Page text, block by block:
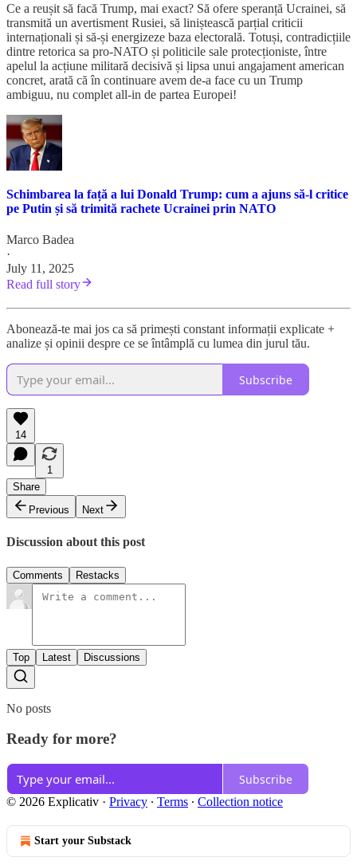
Ce a reușit să facă Trump, mai exact? Să ofere speranță Ucrainei, să
transmită un avertisment Rusiei, să liniștească parțial criticii
internaționali și să-și energizeze baza electorală. Totuși, contradicțiile
dintre retorica sa pro-NATO și politicile sale protecționiste, între
apelul la acțiune militară decisivă și lipsa unui angajament american
concret, arată că în continuare avem de-a face cu un Trump
ambiguu, nu complet all-in de partea Europei!
Schimbarea la față a lui Donald Trump: cum a ajuns să-l critice
pe Putin și să trimită rachete Ucrainei prin NATO
Marco Badea
·
July 11, 2025
Read full story
Abonează-te mai jos ca să primești constant informații explicate +
analize și opinii despre ce se întâmplă cu lumea din jurul tău.
Subscribe
14
1
Share
Previous
Next
Discussion about this post
Comments Restacks
Top Latest Discussions
No posts
Ready for more?
Subscribe
© 2026 Explicativ · Privacy ∙ Terms ∙ Collection notice
Start your Substack